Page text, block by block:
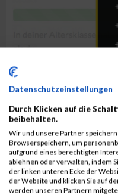
ALBUM B2RUN
Datenschutzeinstellungen
Durch Klicken auf die
beibehalten.
Wir und unsere Partner
Browserspeichern, um
aufgrund eines berechtigten
ablehnen oder verwalten, indem
der linken unteren Ecke der
der Website und klicken Sie auf
werden unseren Partnern